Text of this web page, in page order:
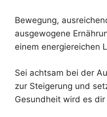
Bewegung,
ausgewogene
einem energiereichen
Sei achtsam bei der
zur Steigerung und
Gesundheit wird es dir